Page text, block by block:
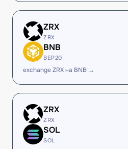
ZRX
ZRX
BNB
BEP20
exchange ZRX на BNB →
ZRX
ZRX
SOL
SOL